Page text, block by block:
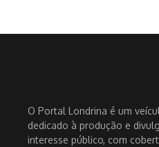
O Portal Londrina é um
dedicado à produção e
interesse público, com